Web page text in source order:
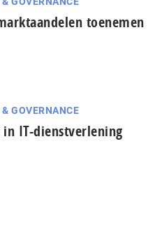
toenemen
GOVERNANCE
IT-dienstverlening